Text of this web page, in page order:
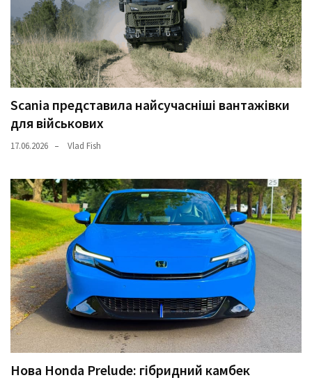
Scania представила найсучасніші вантажівки
для військових
17.06.2026 Vlad Fish
Нова Honda Prelude: гібридний камбек